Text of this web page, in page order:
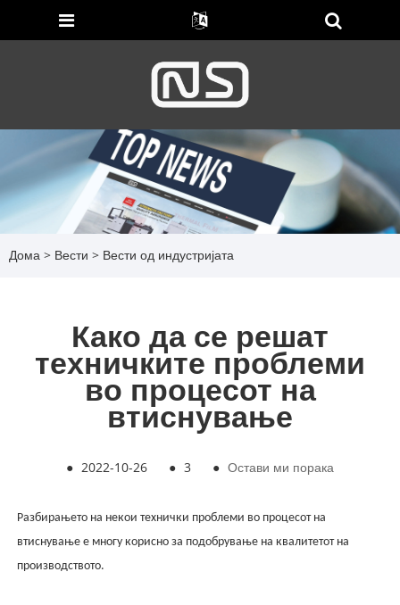
Дома > Вести > Вести од индустријата
Како да се решат
техничките проблеми
во процесот на
втиснување
● 2022-10-26 ● 3 ● Остави ми порака
Разбирањето на некои технички проблеми во процесот на
втиснување е многу корисно за подобрување на квалитетот на
производството.